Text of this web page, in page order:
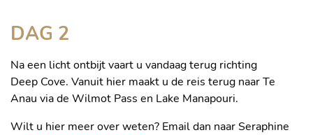
DAG 2
Na een licht ontbijt vaart u vandaag terug richting
Deep Cove. Vanuit hier maakt u de reis terug naar Te
Anau via de Wilmot Pass en Lake Manapouri.
Wilt u hier meer over weten? Email dan naar Seraphine